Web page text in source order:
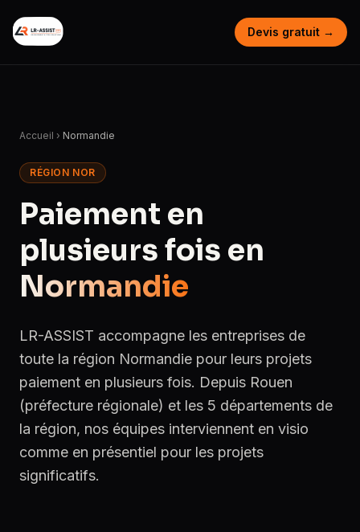
Devis gratuit →
Accueil › Normandie
RÉGION NOR
Paiement en
plusieurs fois en
Normandie
LR-ASSIST accompagne les entreprises de
toute la région Normandie pour leurs projets
paiement en plusieurs fois. Depuis Rouen
(préfecture régionale) et les 5 départements de
la région, nos équipes interviennent en visio
comme en présentiel pour les projets
significatifs.